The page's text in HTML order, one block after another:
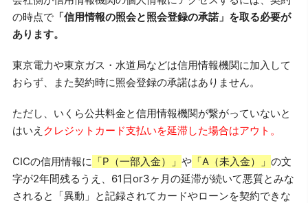
の時点で「信用情報の照会と照会登録の承諾」を取る必要が
あります。
東京電力や東京ガス・水道局などは信用情報機関に加入して
おらず、また契約時に照会登録の承諾はありません。
ただし、いくら公共料金と信用情報機関が繋がっていないと
はいえ クレジットカード支払いを延滞した場合はアウト。
CICの信用情報に 「P（一部入金）」 や「A（未入金）」 の文
字が2年間残るうえ、61日or3ヶ月の延滞が続いて悪質とみな
されると「異動」と記録されてカードやローンを契約できな